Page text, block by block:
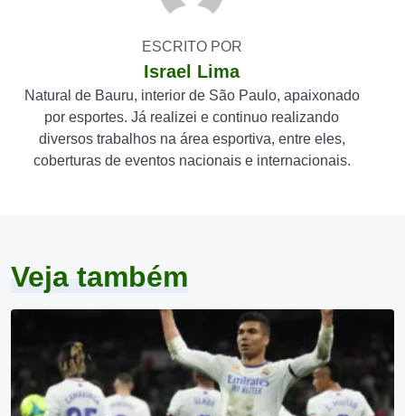
ESCRITO POR
Israel Lima
Natural de Bauru, interior de São Paulo, apaixonado
por esportes. Já realizei e continuo realizando
diversos trabalhos na área esportiva, entre eles,
coberturas de eventos nacionais e internacionais.
Veja também